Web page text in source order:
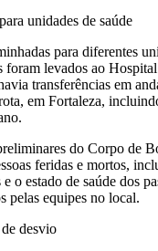
unidades de saúde
para diferentes
foram levados ao
transferências em
em Fortaleza,
do Corpo de
feridas e mortos,
o estado de saúde dos
pelas equipes no local.
desvio